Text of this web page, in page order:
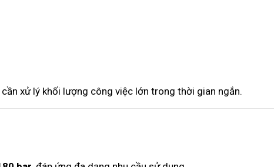
xử lý khối lượng công việc lớn trong thời gian ngắn.